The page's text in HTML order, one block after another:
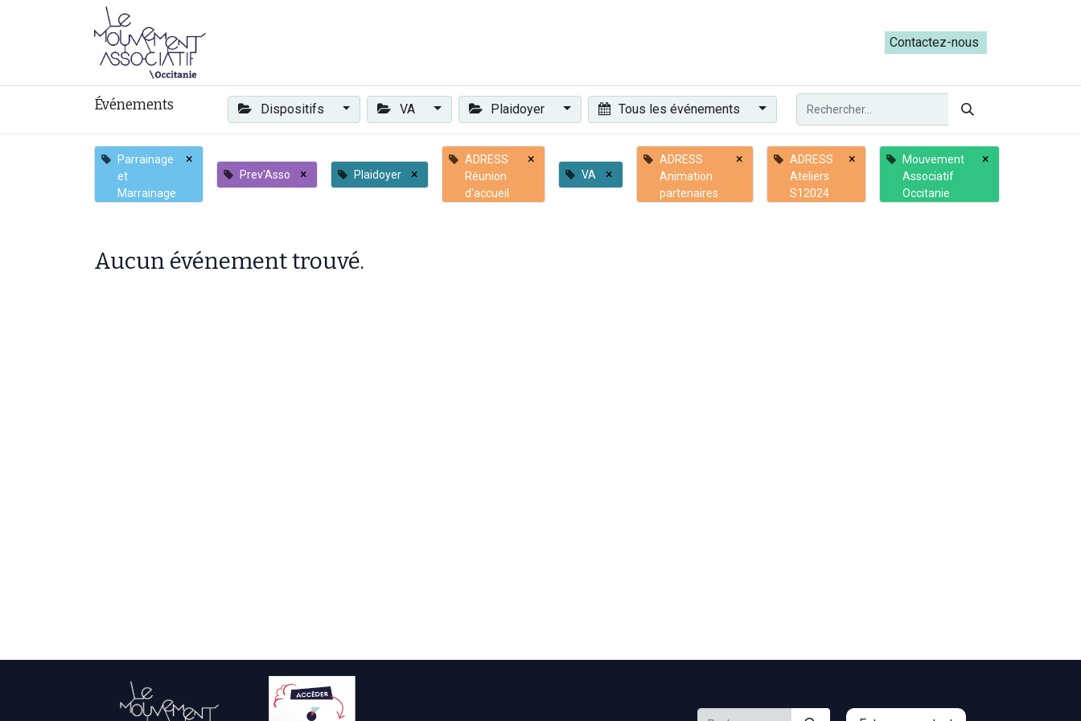
Les ateliers du Parcours ADRESS [mai-juin 2026]
Contactez-nous​​
Événements Dispositifs VA Plaidoyer Tous les événements
Parrainage
et
Marrainage
×
Prev'Asso × Plaidoyer ×
ADRESS
Réunion
d'accueil
×
VA ×
ADRESS
Animation
partenaires
×
ADRESS
Ateliers
S12024
×
Mouvement
Associatif
Occitanie
×
Aucun événement trouvé.